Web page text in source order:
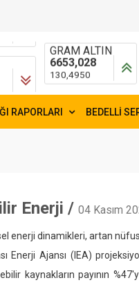
GRAM ALTIN
6653,028
130,4950
RAPORLARI BEDELLİ
Enerji / 04 Kasım
enerji dinamikleri, artan
Enerji Ajansı (IEA)
kaynakların payının